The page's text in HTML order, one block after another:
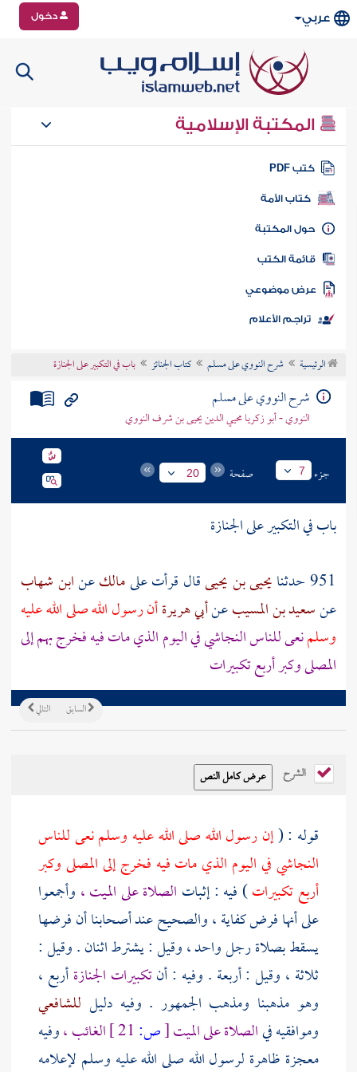
عربي دخول
المكتبة الإسلامية
كتب PDF
كتاب الأمة
المكتبة
الكتب
موضوعي
تراجم الأعلام
الرئيسية شرح النووي على مسلم كتاب الجنائز باب في التكبير على الجنازة
شرح النووي على مسلم
النووي - أبو زكريا محيي الدين يحيى بن شرف النووي
جزء 7 صفحة 20
باب في التكبير على الجنازة
951 حدثنا
يحيى بن يحيىقال قرأت علىمالكعنابن شهاب
عنسعيد بن المسيبعنأبي هريرةأن رسول الله صلى الله عليه
وسلمنعى للناسالنجاشيفي اليوم الذي مات فيه فخرج بهم إلى
المصلى وكبر أربع تكبيرات
التالي السابق
الشرح
قوله : (إن رسول الله صلى الله عليه وسلم نعى للناس
النجاشيفي اليوم الذي مات فيه فخرج إلى المصلى وكبر
أربع تكبيرات) فيه : إثبات الصلاة على الميت ، وأجمعوا
على أنها فرض كفاية ، والصحيح عند أصحابنا أن فرضها
يسقط بصلاة رجل واحد ، وقيل : يشترط اثنان . وقيل :
ثلاثة ، وقيل : أربعة . وفيه : أنتكبيرات الجنازةأربع ،
وهو مذهبنا ومذهب الجمهور . وفيه دليل للشافعي
وموافقيه فيالصلاة على الميت[ص: الغائب ،وفيه
معجزة ظاهرة لرسول الله صلى الله عليه وسلم لإعلامه